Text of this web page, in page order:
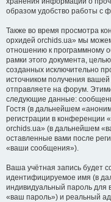
образом удобство работы с
Также во время просмотра
орхидей orchids.ua» мы
отношению к программному
рамки этого документа,
созданных исключительно
источником получения
отправляете на форум.
следующие данные:
Гостя (в дальнейшем
регистрации в конференции
orchids.ua» (в дальнейшем
оставленные вами после
«ваши сообщения»).
Ваша учётная запись будет
идентифицируемое имя (в
индивидуальный пароль для
«ваш пароль») и реальный